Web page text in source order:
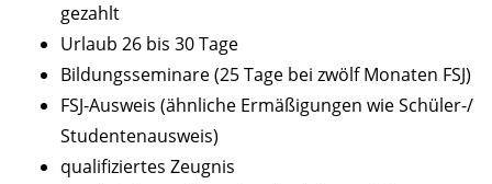
gezahlt
Urlaub 26 bis 30 Tage
Bildungsseminare (25 Tage bei zwölf Monaten FSJ)
FSJ-Ausweis (ähnliche Ermäßigungen wie Schüler-/
Studentenausweis)
qualifiziertes Zeugnis